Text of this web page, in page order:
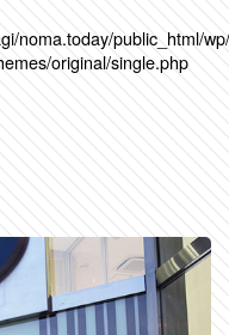
noma.today/public_html/
original/single.php